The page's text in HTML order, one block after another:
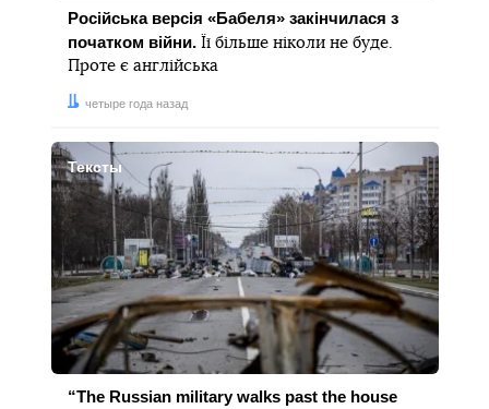
Російська версія «Бабеля» закінчилася з
початком війни.Її більше ніколи не буде.
Проте є англійська
Дата:четыре года назад
Тексты
“The Russian military walks past the house